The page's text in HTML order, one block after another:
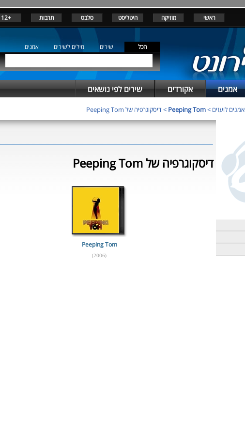
ראשי מוזיקה היטליסט סלבס תרבות +12
הכל שירים מילים לשירים אמנים
אמנים אקורדים שירים לפי נושאים
אמנים לועזים >
Peeping Tom > דיסקוגרפיה של Peeping Tom
דיסקוגרפיה של Peeping Tom
Peeping Tom
(2006)